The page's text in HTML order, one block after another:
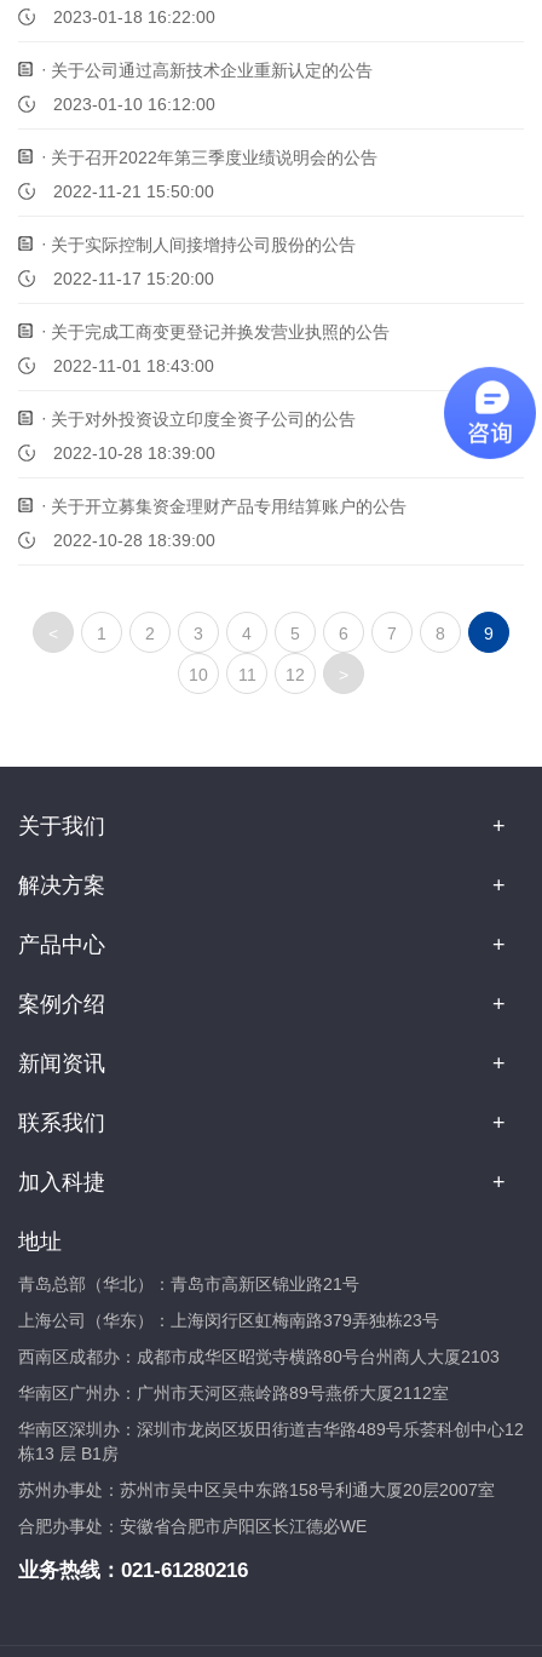
2023-01-18 16:22:00
关于公司通过高新技术企业重新认定的公告
2023-01-10 16:12:00
关于召开2022年第三季度业绩说明会的公告
2022-11-21 15:50:00
关于实际控制人间接增持公司股份的公告
2022-11-17 15:20:00
关于完成工商变更登记并换发营业执照的公告
2022-11-01 18:43:00
关于对外投资设立印度全资子公司的公告
2022-10-28 18:39:00
关于开立募集资金理财产品专用结算账户的公告
2022-10-28 18:39:00
< 1 2 3 4 5 6 7 8 9
10 11 12 >
关于我们
解决方案
产品中心
案例介绍
新闻资讯
联系我们
加入科捷
地址
青岛总部（华北）：青岛市高新区锦业路21号
上海公司（华东）：上海闵行区虹梅南路379弄独栋23号
西南区成都办：成都市成华区昭觉寺横路80号台州商人大厦2103
华南区广州办：广州市天河区燕岭路89号燕侨大厦2112室
华南区深圳办：深圳市龙岗区坂田街道吉华路489号乐荟科创中心12
栋13 层 B1房
苏州办事处：苏州市吴中区吴中东路158号利通大厦20层2007室
合肥办事处：安徽省合肥市庐阳区长江德必WE
业务热线： 021-61280216